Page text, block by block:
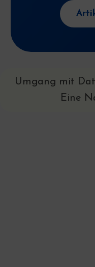
Umgang mit
Eine